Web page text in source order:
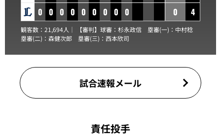
0 0 0 0 0 0 0 0 0
0
4
観客数：21,694人｜ 【審判】球審： 杉永政信 塁審(一)： 中村稔
塁審(二)： 森健次郎 塁審(三)： 西本欣司
試合速報メール
責任投手